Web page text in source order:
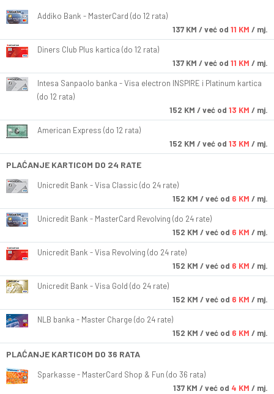
Addiko Bank - MasterCard (do 12 rata)
137 KM / već od 11 KM / mj.
Diners Club Plus kartica (do 12 rata)
137 KM / već od 11 KM / mj.
Intesa Sanpaolo banka - Visa electron INSPIRE i Platinum kartica
(do 12 rata)
152 KM / već od 13 KM / mj.
American Express (do 12 rata)
152 KM / već od 13 KM / mj.
PLAĆANJE KARTICOM DO 24 RATE
Unicredit Bank - Visa Classic (do 24 rate)
152 KM / već od 6 KM / mj.
Unicredit Bank - MasterCard Revolving (do 24 rate)
152 KM / već od 6 KM / mj.
Unicredit Bank - Visa Revolving (do 24 rate)
152 KM / već od 6 KM / mj.
Unicredit Bank - Visa Gold (do 24 rate)
152 KM / već od 6 KM / mj.
NLB banka - Master Charge (do 24 rate)
152 KM / već od 6 KM / mj.
PLAĆANJE KARTICOM DO 36 RATA
Sparkasse - MasterCard Shop & Fun (do 36 rata)
137 KM / već od 4 KM / mj.